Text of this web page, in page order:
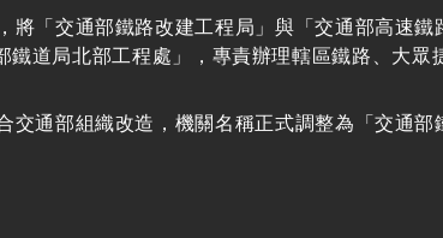
將「交通部鐵路改建工程局」與「交通部高速
鐵道局北部工程處」，專責辦理轄區鐵路、大眾
通部組織改造，機關名稱正式調整為「交通部